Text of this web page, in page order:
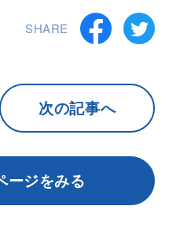
SHARE
次の記事へ
ージをみる